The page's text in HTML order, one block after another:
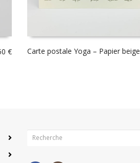
€ Carte postale Yoga – Papier beige